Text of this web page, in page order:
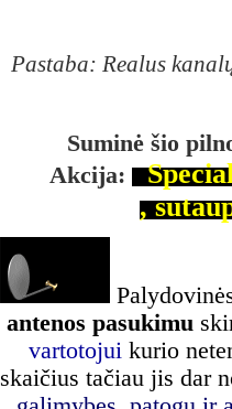
Pastaba: Realus
Suminė šio
Akcija:
,
antenos pasukimu
vartotojuikurio
skaičius tačiau jis dar